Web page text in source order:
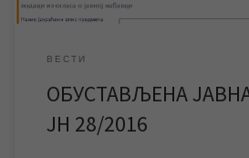
ВЕСТИ
ОБУСТАВЉЕНА
ЈН 28/2016